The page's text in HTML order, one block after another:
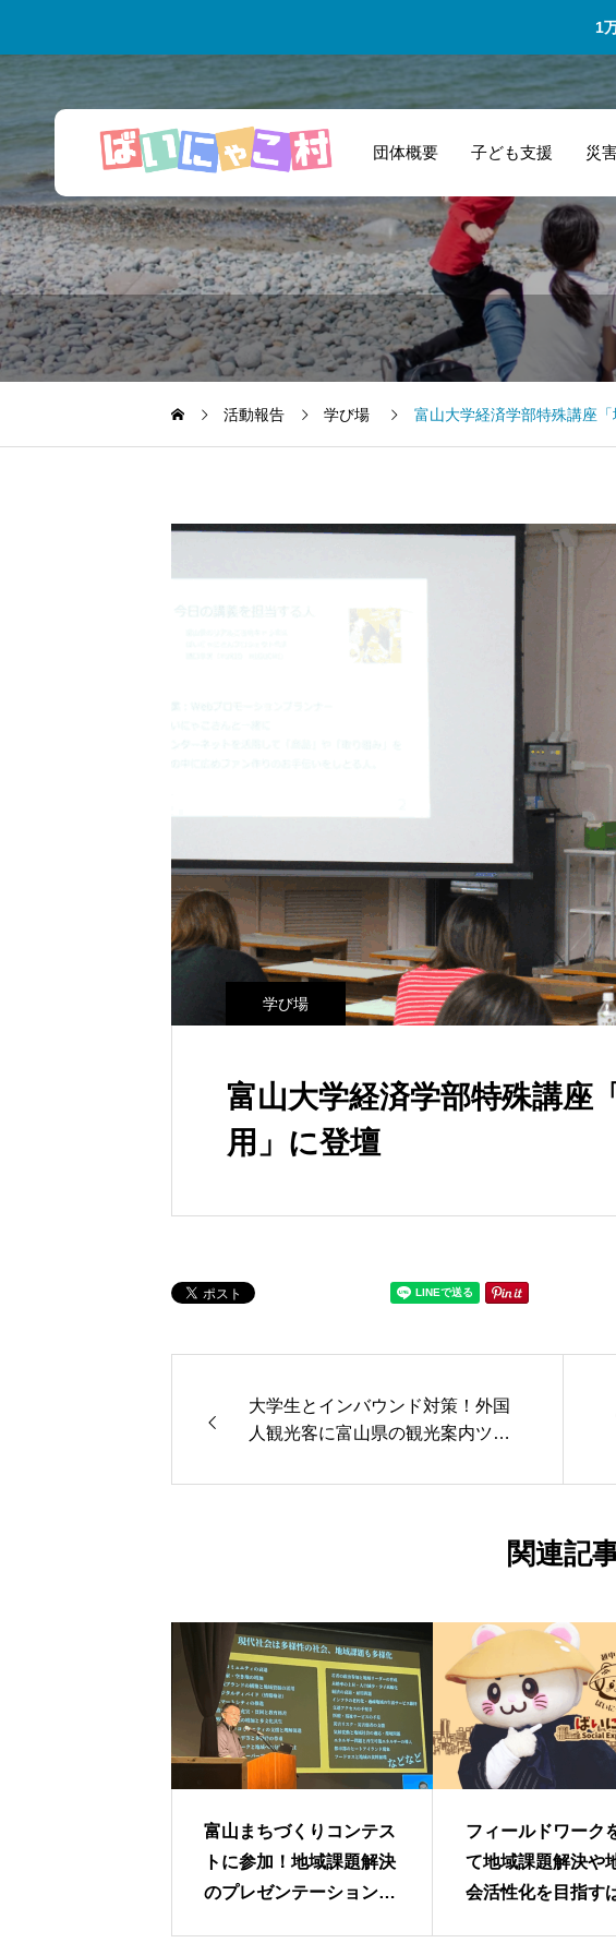
1
団体概要 子ども支援 災
一緒に商品開発と
いう新たな挑戦を
しました！
タレ
ャ
応
活動報告 学び場 富山大学経済学部特殊講座
学び場
富山大学経済学部特殊講座
用」に登壇
大学生とインバウンド対策！外国
人観光客に富山県の観光案内ツア
関連記
富山まちづくりコンテス
トに参加！地域課題解決
のプレゼンテーションを
フィールドワーク
て地域課題解決や
会活性化を目指す